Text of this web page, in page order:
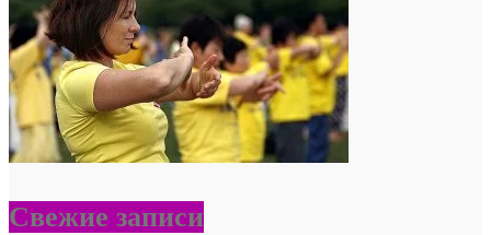
Свежие записи